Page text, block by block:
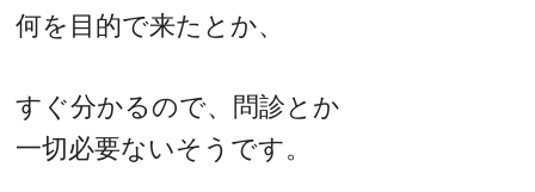
何を目的で来たとか、
すぐ分かるので、問診とか
一切必要ないそうです。